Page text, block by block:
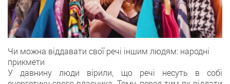
Чи можна віддавати свої речі іншим людям: народні
прикмети
У дaвнину люди вірили, що речі несуть в собі